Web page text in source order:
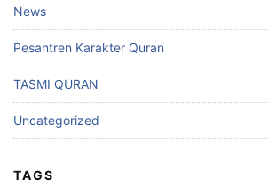
News
Pesantren Karakter Quran
TASMI QURAN
Uncategorized
TAGS